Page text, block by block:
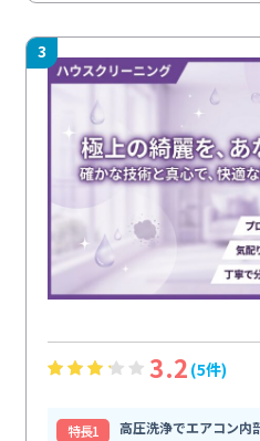
3
3.2 (5件)
特⻑1
高圧洗浄でエアコン内